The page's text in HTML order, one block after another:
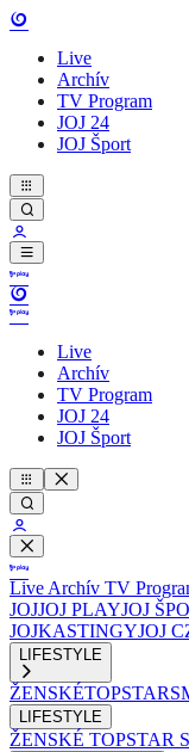
Live
Archív
TV Program
JOJ 24
JOJ Šport
Live
Archív
TV Program
JOJ 24
JOJ Šport
Live Archív TV
JOJJOJ PLAYJOJ
JOJKASTINGYJOJ
LIFESTYLE
ŽENSKÉTOPSTAR
LIFESTYLE
ŽENSKÉ TOPSTAR